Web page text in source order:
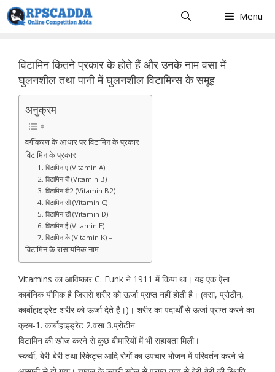
Skip
to
Menu
विटामिन कितने प्रकार के होते हैं और उनके नाम वसा में
घुलनशील तथा पानी में घुलनशील विटामिन्स के समूह
अनुक्रम
वर्गीकरण के आधार पर विटामिन के प्रकार
विटामिन के प्रकार
1. विटामिन ए (Vitamin A)
2. विटामिन बी (Vitamin B)
3. विटामिन बी2 (Vitamin B2)
4. विटामिन सी (Vitamin C)
5. विटामिन डी (Vitamin D)
6. विटामिन ई (Vitamin E)
7. विटामिन के (Vitamin K) –
विटामिन के रासायनिक नाम
Vitamins का आविष्कार C. Funk ने 1911 में किया था। यह एक ऐसा
कार्बनिक यौगिक है जिससे शरीर को ऊर्जा प्राप्त नहीं होती है। (वसा, प्रोटीन,
कार्बोहाइड्रेट शरीर को ऊर्जा देते है।)। शरीर का पदार्थों से ऊर्जा प्राप्त करने का
क्रम-1. कार्बोहाइड्रेट 2.वसा 3.प्रोटीन
विटामिन की खोज करने से कुछ बीमारियों में भी सहायता मिली।
स्कर्वी, बेरी-बेरी तथा रिकेट्स आदि रोगों का उपचार भोजन में परिवर्तन करने से